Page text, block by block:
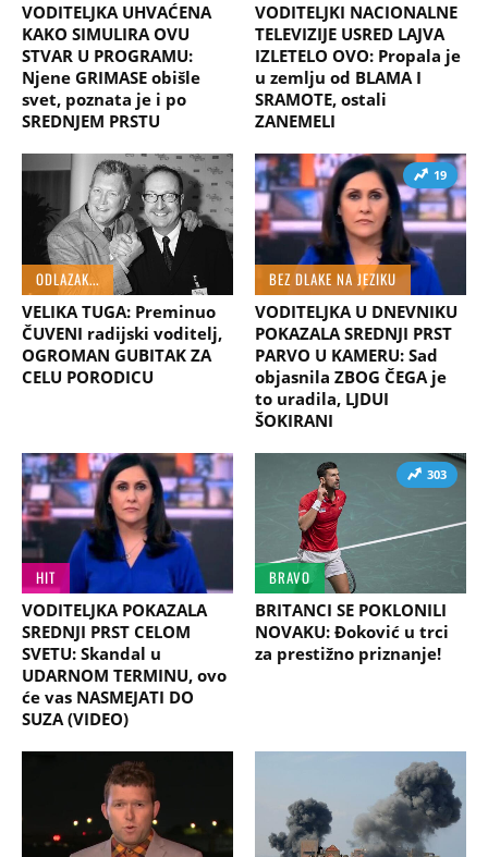
VODITELJKA UHVAĆENA
KAKO SIMULIRA OVU
STVAR U PROGRAMU:
Njene GRIMASE obišle
svet, poznata je i po
SREDNJEM PRSTU
VODITELJKI NACIONALNE
TELEVIZIJE USRED LAJVA
IZLETELO OVO: Propala je
u zemlju od BLAMA I
SRAMOTE, ostali
ZANEMELI
ODLAZAK...
VELIKA TUGA: Preminuo
ČUVENI radijski voditelj,
OGROMAN GUBITAK ZA
CELU PORODICU
19
BEZ DLAKE NA JEZIKU
VODITELJKA U DNEVNIKU
POKAZALA SREDNJI PRST
PARVO U KAMERU: Sad
objasnila ZBOG ČEGA je
to uradila, LJDUI
ŠOKIRANI
HIT
VODITELJKA POKAZALA
SREDNJI PRST CELOM
SVETU: Skandal u
UDARNOM TERMINU, ovo
će vas NASMEJATI DO
SUZA (VIDEO)
303
BRAVO
BRITANCI SE POKLONILI
NOVAKU: Đoković u trci
za prestižno priznanje!